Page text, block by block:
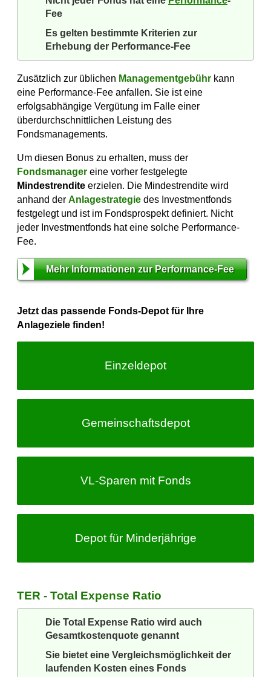
Fee
Es gelten bestimmte Kriterien zur
Erhebung der Performance-Fee
Zusätzlich zur üblichen Managementgebühr kann
eine Performance-Fee anfallen. Sie ist eine
erfolgsabhängige Vergütung im Falle einer
überdurchschnittlichen Leistung des
Fondsmanagements.
Um diesen Bonus zu erhalten, muss der
Fondsmanager eine vorher festgelegte
Mindestrendite erzielen. Die Mindestrendite wird
anhand der Anlagestrategie des Investmentfonds
festgelegt und ist im Fondsprospekt definiert. Nicht
jeder Investmentfonds hat eine solche Performance-
Fee.
Mehr Informationen zur Performance-Fee
Jetzt das passende Fonds-Depot für Ihre
Anlageziele finden!
Einzeldepot
Gemeinschafts­depot
VL-Sparen mit Fonds
Depot für Minderjährige
TER - Total Expense Ratio
Die Total Expense Ratio wird auch
Gesamtkostenquote genannt
Sie bietet eine Vergleichsmöglichkeit der
laufenden Kosten eines Fonds